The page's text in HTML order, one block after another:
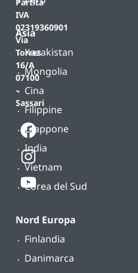
IVA
02319360901
Via
Torres
16/A
07100
–
Sassari
Asia
Kazakistan
Mongolia
Cina
Filippine
Giappone
India
Vietnam
Corea del Sud
Nord Europa
Finlandia
Danimarca